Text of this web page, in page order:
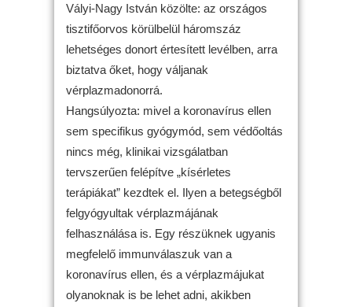
Vályi-Nagy István közölte: az országos
tisztifőorvos körülbelül háromszáz
lehetséges donort értesített levélben, arra
biztatva őket, hogy váljanak
vérplazmadonorrá.
Hangsúlyozta: mivel a koronavírus ellen
sem specifikus gyógymód, sem védőoltás
nincs még, klinikai vizsgálatban
tervszerűen felépítve „kísérletes
terápiákat” kezdtek el. Ilyen a betegségből
felgyógyultak vérplazmájának
felhasználása is. Egy részüknek ugyanis
megfelelő immunválaszuk van a
koronavírus ellen, és a vérplazmájukat
olyanoknak is be lehet adni, akikben